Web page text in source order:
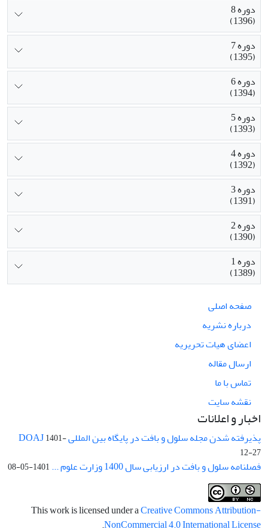
دوره 8
(1396)
دوره 7
(1395)
دوره 6
(1394)
دوره 5
(1393)
دوره 4
(1392)
دوره 3
(1391)
دوره 2
(1390)
دوره 1
(1389)
صفحه اصلی
درباره نشریه
اعضای هیات تحریریه
ارسال مقاله
تماس با ما
نقشه سایت
اخبار و اعلانات
پذیرفته شدن مجله سلول و بافت در پایگاه بین المللی DOAJ1401-
12-27
فصلنامه سلول و بافت در ارزیابی سال 1400 وزارت علوم ... 1401-05-08
This work is licensed under aCreative Commons Attribution-
NonCommercial 4.0 International License
.